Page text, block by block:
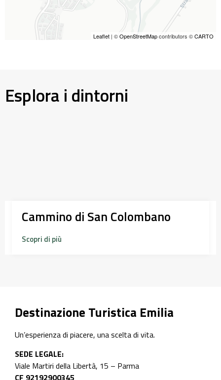
Leaflet | ©OpenStreetMapcontributors ©CARTO
Esplora i dintorni
Cammino di San Colombano
Scopri di più
Destinazione Turistica Emilia
Un’esperienza di piacere, una scelta di vita.
SEDE LEGALE:
Viale Martiri della Libertà, 15 – Parma
CF 92192900345